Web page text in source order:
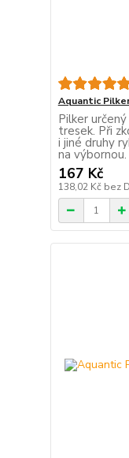
Aquantic
Pilker
tresek. Při
i jiné druhy
na výbornou.
167 Kč
138,02 Kč bez